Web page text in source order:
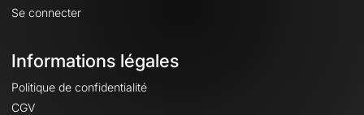
Se connecter
Informations légales
Politique de confidentialité
CGV